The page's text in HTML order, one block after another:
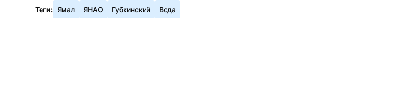
Теги: Ямал ЯНАО Губкинский Вода